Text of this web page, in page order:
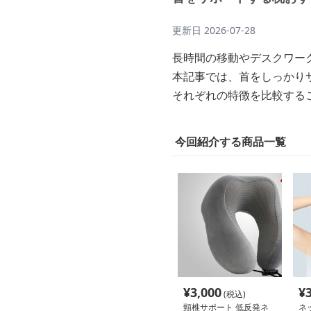
更新日 2026-07-28
長時間の移動やデスクワ
本記事では、首をしっか
それぞれの特徴を比較す
今回紹介する商品一覧
¥3,000(税込)
頸椎サポート 低反発ネ
¥
ネ